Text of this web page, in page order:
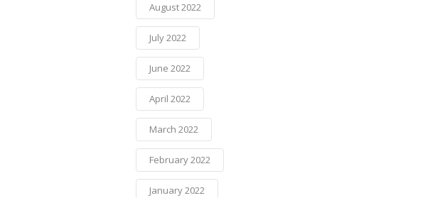
August 2022
July 2022
June 2022
April 2022
March 2022
February 2022
January 2022